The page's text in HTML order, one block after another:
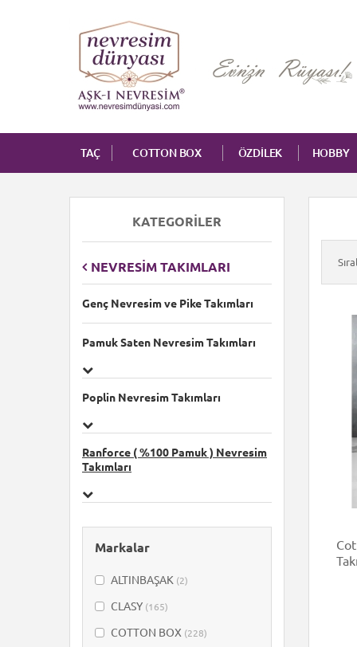
TAÇ COTTON BOX ÖZDİLEK HOBBY
KATEGORILER
NEVRESIM TAKIMLARI
Genç Nevresim ve Pike Takımları
Pamuk Saten Nevresim Takımları
Poplin Nevresim Takımları
Ranforce ( %100 Pamuk ) Nevresim
Takımları
Markalar
ALTINBAŞAK (2)
CLASY (165)
COTTON BOX (228)